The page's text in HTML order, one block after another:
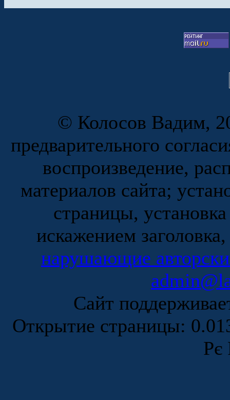
© Колосов Вадим,
предварительного
воспроизведение,
материалов сайта;
страницы,
искажением
нарушающие
Сайт
Открытие страницы:
Рє